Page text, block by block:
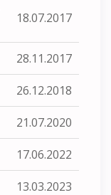
18.07.2017
28.11.2017
26.12.2018
21.07.2020
17.06.2022
13.03.2023